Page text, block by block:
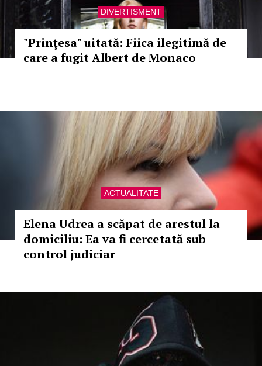
DIVERTISMENT
"Prinţesa" uitată: Fiica ilegitimă de
care a fugit Albert de Monaco
ACTUALITATE
Elena Udrea a scăpat de arestul la
domiciliu: Ea va fi cercetată sub
control judiciar